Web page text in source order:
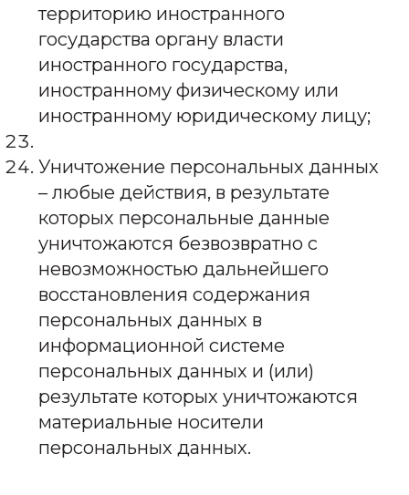
территорию иностранного
государства органу власти
иностранного государства,
иностранному физическому или
иностранному юридическому лицу;
Уничтожение персональных данных
– любые действия, в результате
которых персональные данные
уничтожаются безвозвратно с
невозможностью дальнейшего
восстановления содержания
персональных данных в
информационной системе
персональных данных и (или)
результате которых уничтожаются
материальные носители
персональных данных.